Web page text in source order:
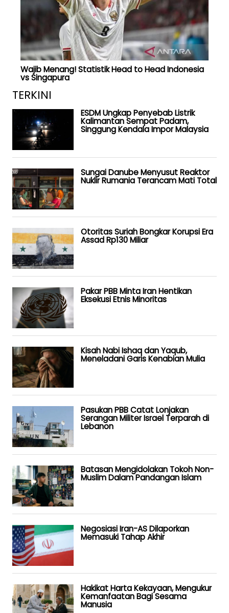
Wajib Menang! Statistik Head to Head Indonesia
vs Singapura
TERKINI
ESDM Ungkap Penyebab Listrik
Kalimantan Sempat Padam,
Singgung Kendala Impor Malaysia
Sungai Danube Menyusut Reaktor
Nuklir Rumania Terancam Mati Total
Otoritas Suriah Bongkar Korupsi Era
Assad Rp130 Miliar
Pakar PBB Minta Iran Hentikan
Eksekusi Etnis Minoritas
Kisah Nabi Ishaq dan Yaqub,
Meneladani Garis Kenabian Mulia
Pasukan PBB Catat Lonjakan
Serangan Militer Israel Terparah di
Lebanon
Batasan Mengidolakan Tokoh Non-
Muslim Dalam Pandangan Islam
Negosiasi Iran-AS Dilaporkan
Memasuki Tahap Akhir
Hakikat Harta Kekayaan, Mengukur
Kemanfaatan Bagi Sesama
Manusia